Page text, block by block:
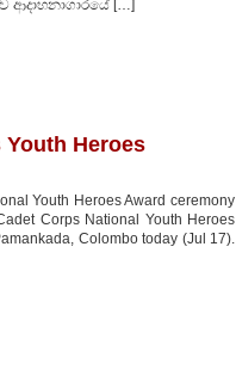
ආදාහනාගාරයේ […]
Heroes
Youth Heroes Award ceremony
Corps National Youth Heroes
Colombo today (Jul 17).